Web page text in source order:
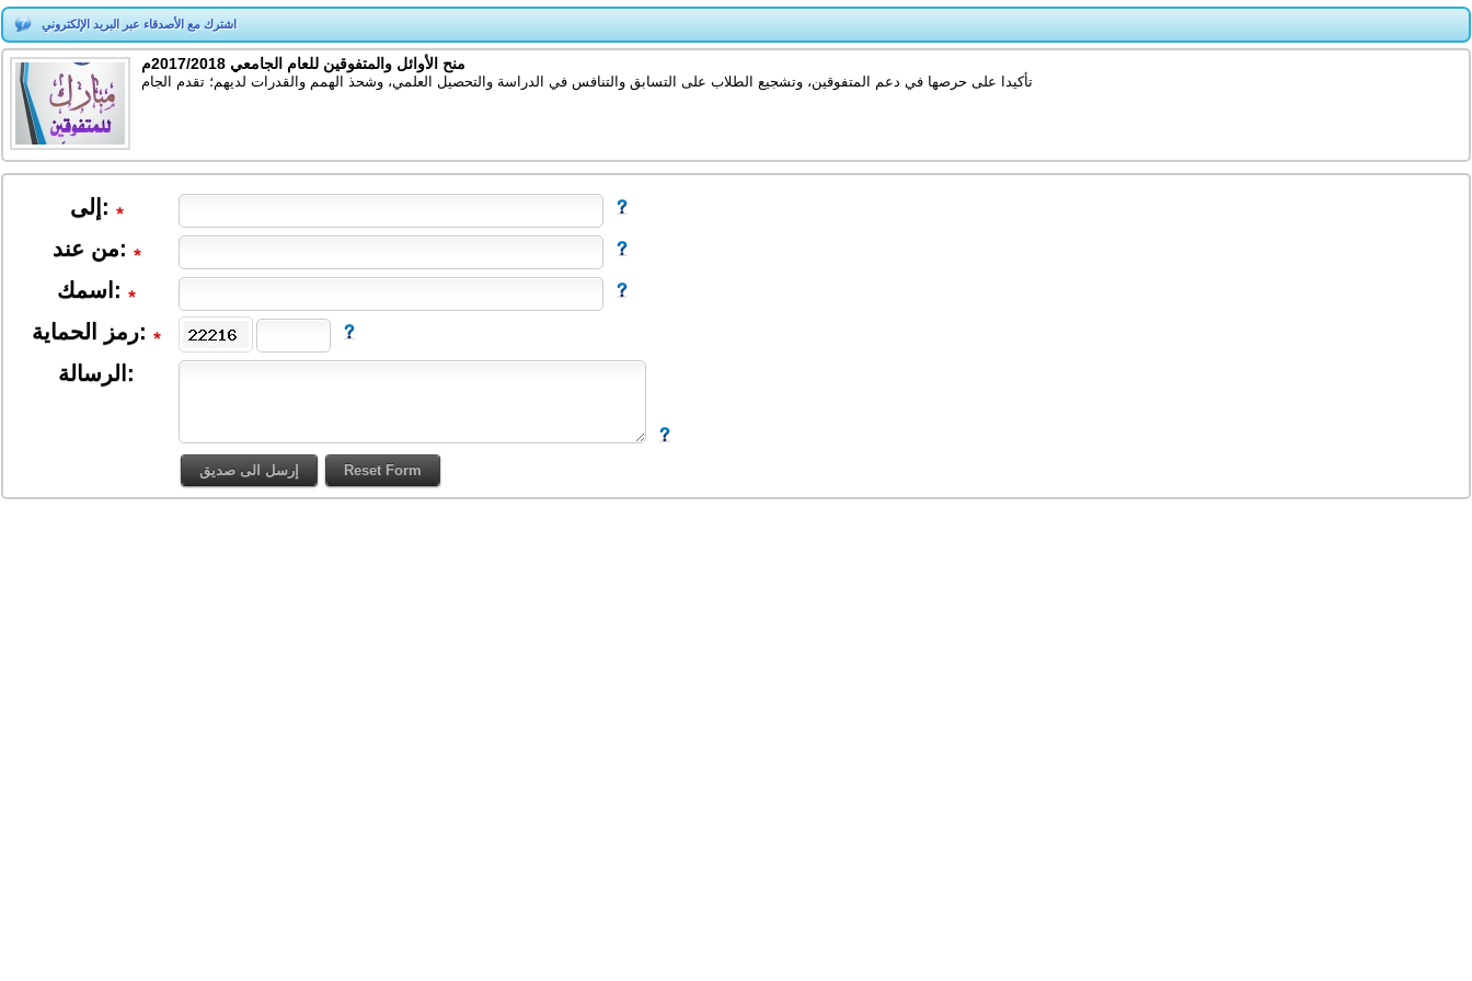
اشترك مع الأصدقاء عبر البريد الإلكتروني
منح الأوائل والمتفوقين للعام الجامعي 2017/2018م
تأكيدا على حرصها في دعم المتفوقين، وتشجيع الطلاب على التسابق والتنافس في الدراسة والتحصيل العلمي، وشحذ الهمم والقدرات لديهم؛ تقدم الجام
إلى :
من عند:
اسمك:
رمز الحماية:
الرسالة: